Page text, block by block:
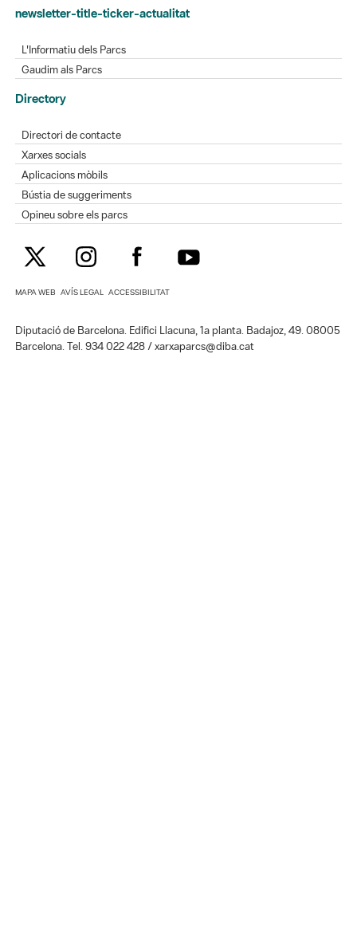
newsletter-title-ticker-actualitat
L'Informatiu dels Parcs
Gaudim als Parcs
Directory
Directori de contacte
Xarxes socials
Aplicacions mòbils
Bústia de suggeriments
Opineu sobre els parcs
MAPA WEB AVÍS LEGAL ACCESSIBILITAT
Diputació de Barcelona. Edifici Llacuna, 1a planta. Badajoz, 49. 08005
Barcelona. Tel. 934 022 428 / xarxaparcs@diba.cat